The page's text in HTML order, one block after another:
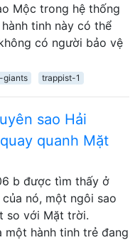
Mộc trong hệ thống
tinh này có thể
có người bảo vệ
giants trappist-1
sao Hải
quanh Mặt
b được tìm thấy ở
nó, một ngôi sao
so với Mặt trời.
một hành tinh trẻ đang